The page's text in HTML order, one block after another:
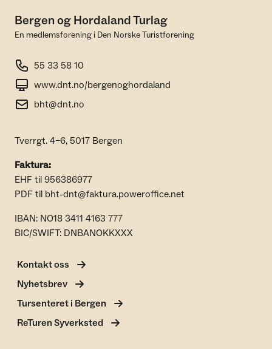
Bergen og Hordaland Turlag
En medlemsforening i Den Norske Turistforening
55 33 58 10
www.dnt.no/bergenoghordaland
bht@dnt.no
Tverrgt. 4–6, 5017 Bergen
Faktura:
EHF til 956386977
PDF til bht-dnt@faktura.poweroffice.net
IBAN: NO18 3411 4163 777
BIC/SWIFT: DNBANOKKXXX
Kontakt oss
Nyhetsbrev
Tursenteret i Bergen
ReTuren Syverksted